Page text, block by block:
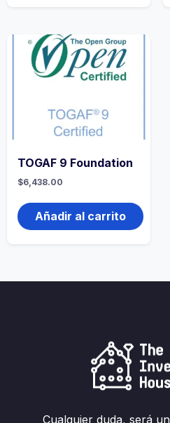
TOGAF 9 Foundation
$6,438.00
Añadir al carrito
Cualquier duda, será